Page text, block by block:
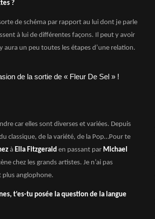
?
de schéma par rapport au lui dont je parle
à lui de différentes façons. Il peut y avoir
un peu toutes les étapes d’une relation.
car elles sont diverses et variées. Depuis
classique, de la variété, de la Pop…Pour te
à Ella Fitzgerald en passant par Michael
chez les grands artistes. Je n’ai pas
plus anglophone.
t’es-tu posée la question de la langue